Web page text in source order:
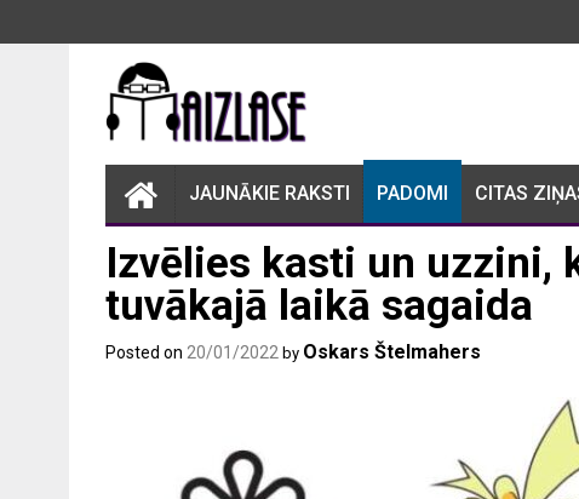
JAUNĀKIE RAKSTI PADOMI CITAS
Izvēlies kasti un uzzini,
tuvākajā laikā sagaida
Posted on 20/01/2022 by Oskars Štelmahers